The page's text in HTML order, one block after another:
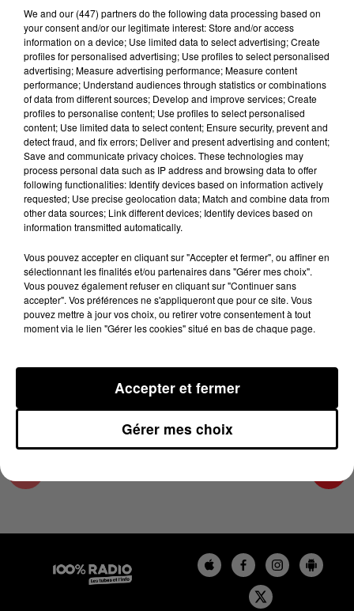
Lecture (1 min 9 sec)
100%
100% Radio l'agenda du Tarn et Garonne
29 août 2025 - 1 min 9 sec
L'AGENDA DU TARN ET GARONNE DU
29/08/2025 À 10H40
L'agenda du Tarn et Garonne
We and our (447) partnersdo the following data processing based on
your consent and/or our legitimate interest: Store and/or access
information on a device; Use limited data to select advertising; Create
profiles for personalised advertising; Use profiles to select personalised
advertising; Measure advertising performance; Measure content
performance; Understand audiences through statistics or combinations
of data from different sources; Develop and improve services; Create
profiles to personalise content; Use profiles to select personalised
content; Use limited data to select content; Ensure security, prevent and
detect fraud, and fix errors; Deliver and present advertising and content;
Save and communicate privacy choices. These technologies may
process personal data such as IP address and browsing data to offer
following functionalities: Identify devices based on information actively
requested; Use precise geolocation data; Match and combine data from
other data sources; Link different devices; Identify devices based on
information transmitted automatically.
Vous pouvez accepter en cliquant sur "Accepter et fermer", ou affiner en
sélectionnant les finalités et/ou partenaires dans "Gérer mes choix".
Vous pouvez également refuser en cliquant sur "Continuer sans
accepter". Vos préférences ne s'appliqueront que pour ce site. Vous
pouvez mettre à jour vos choix, ou retirer votre consentement à tout
moment via le lien "Gérer les cookies" situé en bas de chaque page.
Gérer mes choix
Accepter et fermer